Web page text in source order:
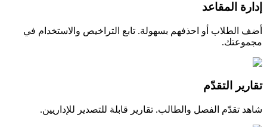
إدارة المقاعد
أضف الطلاب أو احذفهم بسهولة. تابع التراخيص والاستخدام في
مجموعتك.
تقارير التقدّم
شاهد تقدّم الفصل والطالب. تقارير قابلة للتصدير للإداريين.